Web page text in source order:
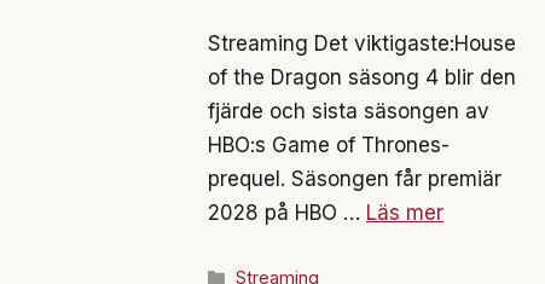
Streaming Det viktigaste:House
of the Dragon säsong 4 blir den
fjärde och sista säsongen av
HBO:s Game of Thrones-
prequel. Säsongen får premiär
2028 på HBO … Läs mer
Kategorier
Streaming